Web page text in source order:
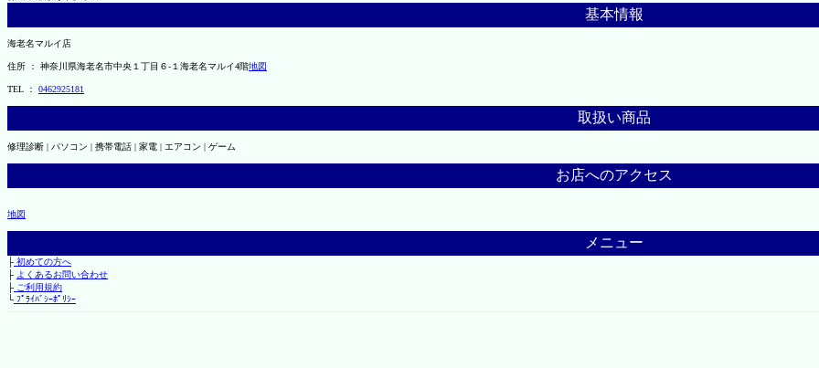
基本情報
海老名マルイ店
住所 ： 神奈川県海老名市中央１丁目６-１海老名マルイ4階地図
TEL ： 0462925181
取扱い商品
修理診断 | パソコン | 携帯電話 | 家電 | エアコン | ゲーム
お店へのアクセス
地図
メニュー
├初めての方へ
├ よくあるお問い合わせ
├ご利用規約
└ﾌﾟﾗｲﾊﾞｼｰﾎﾟﾘｼｰ